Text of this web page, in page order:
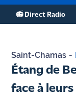
📻 Direct Radio
REPLAY TV
Martigues
- Etang
de Berre
Saint-Chamas -
Étang de
face à